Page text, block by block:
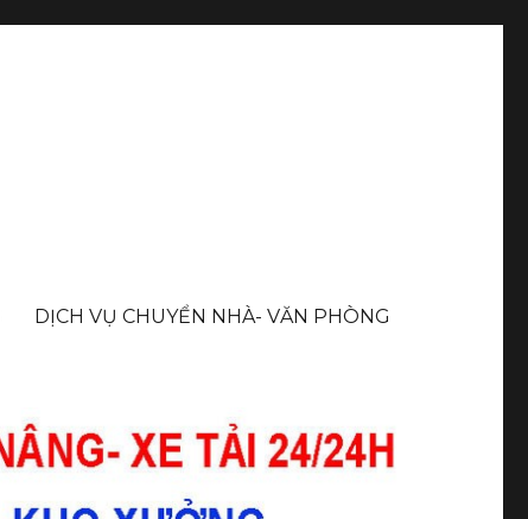
DỊCH VỤ CHUYỂN NHÀ- VĂN PHÒNG